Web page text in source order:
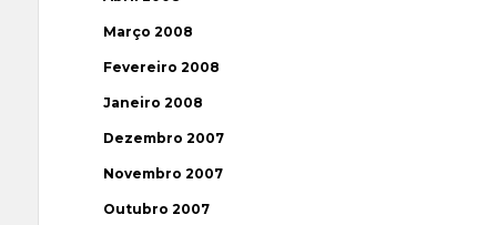
Março 2008
Fevereiro 2008
Janeiro 2008
Dezembro 2007
Novembro 2007
Outubro 2007